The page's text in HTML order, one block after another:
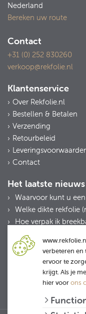
Nederland
Bereken uw route
Contact
+31 (0) 252 830260
verkoop@rekfolie.nl
Klantenservice
Over Rekfolie.nl
Bestellen & Betalen
Verzending
Retourbeleid
Contact
Het laatste nieuws
Waarvoor kunt u
Welke dikte rekfolie
Hoe verpak ik
Belangrijke
Verpak slim en
van Rekfolie.nl
verbeteren en
ervoor te
krijgt. Als je
hier voorons